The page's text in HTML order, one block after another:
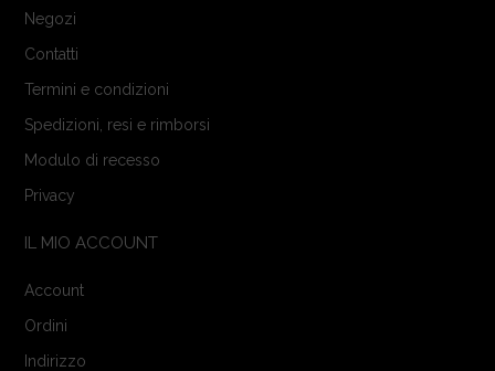
Negozi
Contatti
Termini e condizioni
Spedizioni, resi e rimborsi
Modulo di recesso
Privacy
IL MIO ACCOUNT
Account
Ordini
Indirizzo